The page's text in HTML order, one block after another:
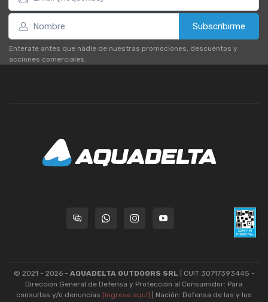
Subscribirme
Enterate antes que nadie de nuestras promociones, descuentos y
acciones comerciales.
© 2021 - 2026 - AQUADELTA OUTDOORS SRL | CUIT 30717393445 -
Dirección General de Defensa y Protección al Consumidor: Para
consultas y/o denuncias [ingrese aquí] | Nación: Defensa de las y los